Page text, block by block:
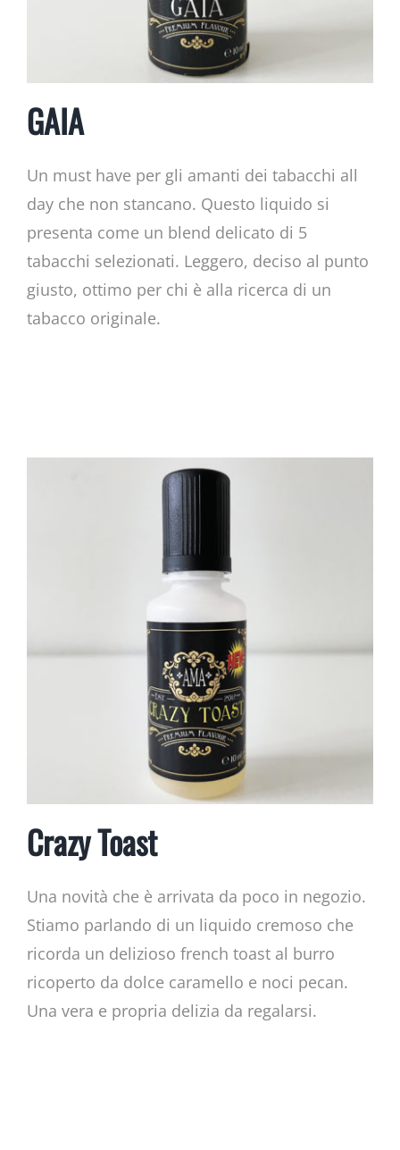
GAIA
Un must have per gli amanti dei tabacchi all
day che non stancano. Questo liquido si
presenta come un blend delicato di 5
tabacchi selezionati. Leggero, deciso al punto
giusto, ottimo per chi è alla ricerca di un
tabacco originale.
Crazy Toast
Una novità che è arrivata da poco in negozio.
Stiamo parlando di un liquido cremoso che
ricorda un delizioso french toast al burro
ricoperto da dolce caramello e noci pecan.
Una vera e propria delizia da regalarsi.